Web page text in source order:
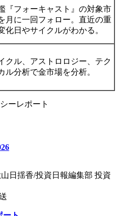
『フォーキャスト』の対象市
月に一回フォロー。直近の重
化日やサイクルがわかる。
クル、アストロロジー、テク
ル分析で金市場を分析。
ーレポート
日揺香/投資日報編集部 投資